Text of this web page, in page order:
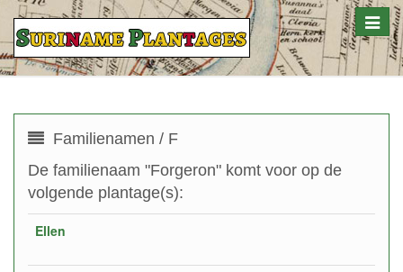
Toggle
Familienamen / F
De familienaam "Forgeron" komt voor op de
volgende plantage(s):
Ellen